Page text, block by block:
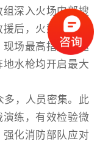
深入火场内部搜
后，火势得到有
场最高指挥下达
水枪均开启最大
，人员密集。此
练，有效检验微
化消防部队应对